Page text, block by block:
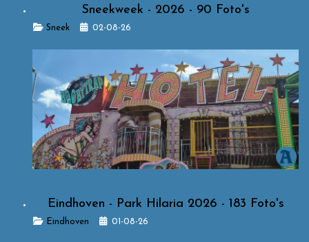
Sneekweek - 2026 - 90 Foto's
Details
Sneek 02-08-26
Eindhoven - Park Hilaria 2026 - 183 Foto's
DetailsEindhoven 01-08-26